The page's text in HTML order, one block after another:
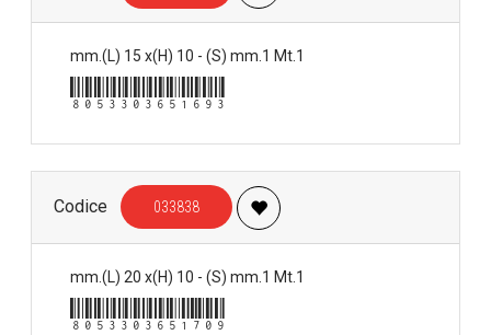
mm.(L) 15 x(H) 10 - (S) mm.1 Mt.1
8053303651693
Codice 033838
mm.(L) 20 x(H) 10 - (S) mm.1 Mt.1
8053303651709